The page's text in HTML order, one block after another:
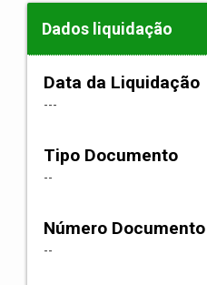
Dados liquidação
Data da Liquidação
---
Tipo Documento
--
Número Documento
--